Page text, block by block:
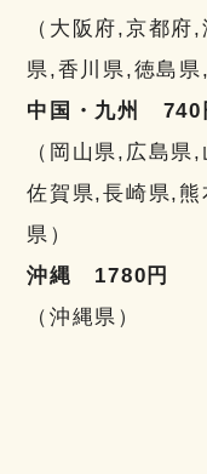
（大阪府,京都
県,香川県,徳島県
中国・九州 740
（岡山県,広島
佐賀県,長崎県,
県）
沖縄 1780円
（沖縄県）